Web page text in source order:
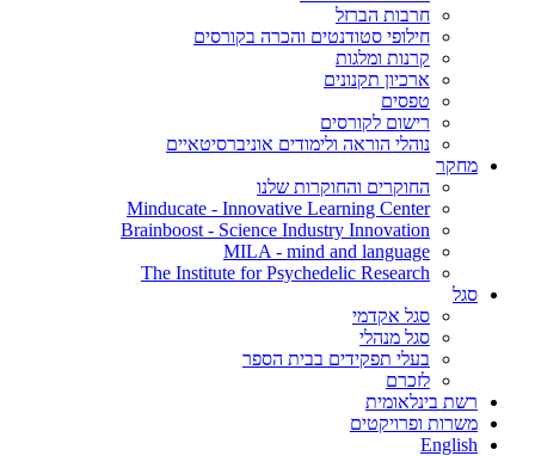
חרבות הברזל
חילופי סטודנטים והכרה בקורסים
קרנות ומלגות
ארכיון תקנונים
טפסים
רישום לקורסים
נוהלי הוראה ולימודים אוניברסיטאיים
מחקר
החוקרים והחוקרות שלנו
Minducate - Innovative Learning Center
Brainboost - Science Industry Innovation
MILA - mind and language
The Institute for Psychedelic Research
סגל
סגל אקדמי
סגל מנהלי
בעלי תפקידים בבית הספר
לזכרם
רשת בינלאומית
משרות ופרויקטים
English